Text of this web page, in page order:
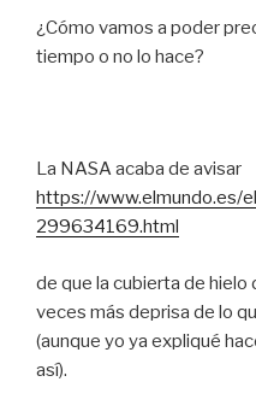
¿Cómo vamos a poder
tiempo o no lo hace?
La NASA acaba de avisar
https://www.elmundo.es/
299634169.html
de que la cubierta de hielo
veces más deprisa de lo
(aunque yo ya expliqué
así).